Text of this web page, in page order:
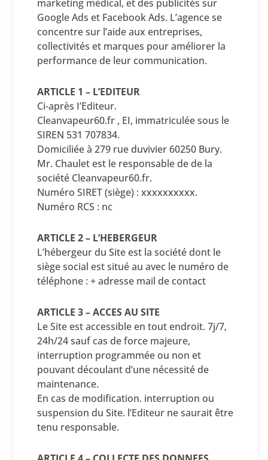
marketing médical, et des publicités sur
Google Ads et Facebook Ads. L’agence se
concentre sur l’aide aux entreprises,
collectivités et marques pour améliorer la
performance de leur communication.
ARTICLE 1 – L’EDITEUR
Ci-après I’Editeur.
Cleanvapeur60.fr , EI, immatriculée sous le
SIREN 531 707834.
Domiciliée à 279 rue duvivier 60250 Bury.
Mr. Chaulet est le responsable de de la
société Cleanvapeur60.fr.
Numéro SIRET (siège) : xxxxxxxxxx.
Numéro RCS : nc
ARTICLE 2 – L’HEBERGEUR
L’hébergeur du Site est la société dont le
siège social est situé au avec le numéro de
téléphone : + adresse mail de contact
ARTICLE 3 – ACCES AU SITE
Le Site est accessible en tout endroit. 7j/7,
24h/24 sauf cas de force majeure,
interruption programmée ou non et
pouvant découlant d’une nécessité de
maintenance.
En cas de modification. interruption ou
suspension du Site. l’Editeur ne saurait être
tenu responsable.